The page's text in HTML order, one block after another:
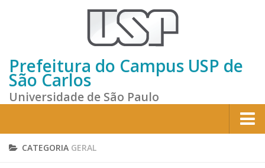
Prefeitura do Campus USP de
São Carlos
Universidade de São Paulo
Home
CATEGORIA GERAL